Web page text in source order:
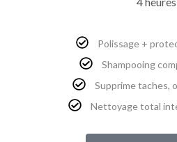
Polissage +
Shampooing
Supprime taches,
Nettoyage total